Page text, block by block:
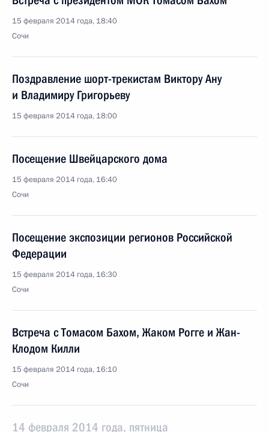
15 февраля 2014 года, 18:40
Сочи
Поздравление шорт-трекистам Виктору Ану
и Владимиру Григорьеву
15 февраля 2014 года, 18:00
Посещение Швейцарского дома
15 февраля 2014 года, 16:40
Сочи
Посещение экспозиции регионов Российской
Федерации
15 февраля 2014 года, 16:30
Сочи
Встреча с Томасом Бахом, Жаком Рогге и Жан-
Клодом Килли
15 февраля 2014 года, 16:10
Сочи
14 февраля 2014 года, пятница